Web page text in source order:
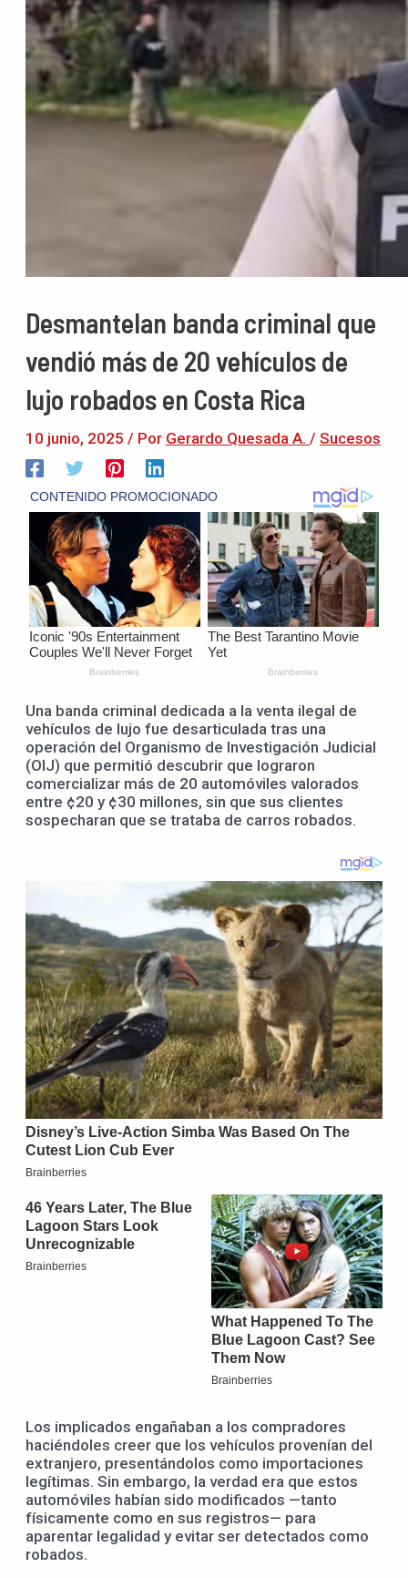
Desmantelan banda criminal que
vendió más de 20 vehículos de
lujo robados en Costa Rica
10 junio, 2025 / Por Gerardo Quesada A. / Sucesos
Una banda criminal dedicada a la venta ilegal de
vehículos de lujo fue desarticulada tras una
operación del Organismo de Investigación Judicial
(OIJ) que permitió descubrir que lograron
comercializar más de 20 automóviles valorados
entre ¢20 y ¢30 millones, sin que sus clientes
sospecharan que se trataba de carros robados.
Los implicados engañaban a los compradores
haciéndoles creer que los vehículos provenían del
extranjero, presentándolos como importaciones
legítimas. Sin embargo, la verdad era que estos
automóviles habían sido modificados —tanto
físicamente como en sus registros— para
aparentar legalidad y evitar ser detectados como
robados.